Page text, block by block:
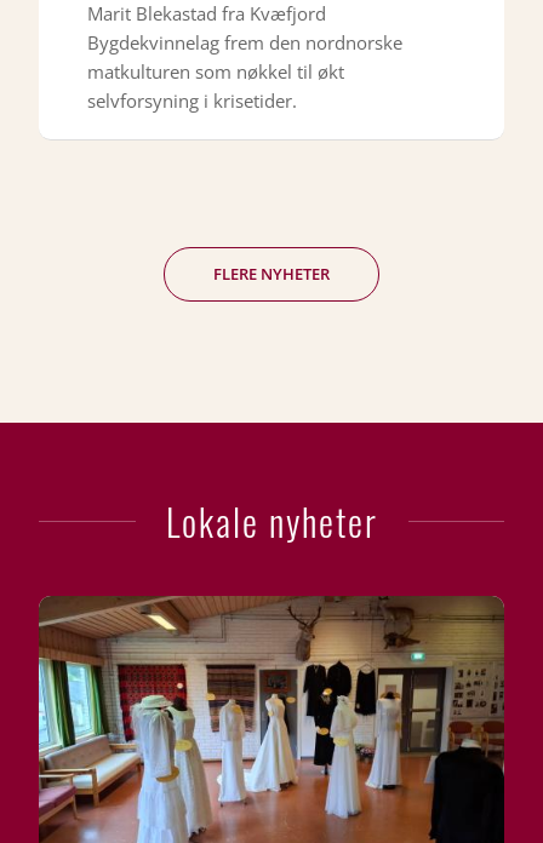
Marit Blekastad fra Kvæfjord
Bygdekvinnelag frem den nordnorske
matkulturen som nøkkel til økt
selvforsyning i krisetider.
FLERE NYHETER
Lokale nyheter